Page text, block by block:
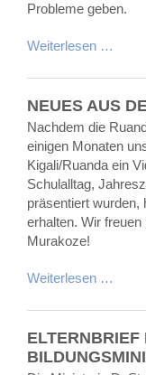
Probleme geben.
Weiterlesen …
NEUES AUS
Nachdem die
einigen Monaten
Kigali/Ruanda ein
Schulalltag,
präsentiert wurden,
erhalten. Wir
Murakoze!
Weiterlesen …
ELTERNBRIEF